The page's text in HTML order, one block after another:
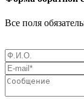
Все поля